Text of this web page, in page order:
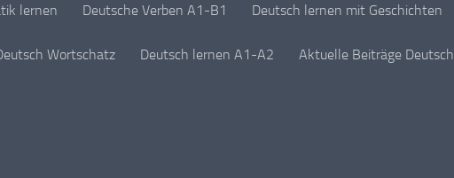
lernen Deutsche Verben A1-B1 Deutsch lernen mit Geschichten
Wortschatz Deutsch lernen A1-A2 Aktuelle Beiträge Deutsch